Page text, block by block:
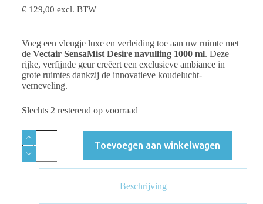
€129,00 excl. BTW
Voeg een vleugje luxe en verleiding toe aan uw ruimte met
de Vectair SensaMist Desire navulling 1000 ml. Deze
rijke, verfijnde geur creëert een exclusieve ambiance in
grote ruimtes dankzij de innovatieve koudelucht-
verneveling.
Slechts 2 resterend op voorraad
Toevoegen aan winkelwagen
Beschrijving